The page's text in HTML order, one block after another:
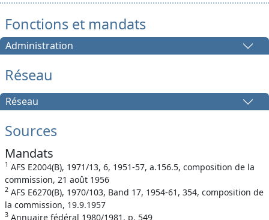
Fonctions et mandats
Administration
Réseau
Réseau
Sources
Mandats
1 AFS E2004(B), 1971/13, 6, 1951-57, a.156.5, composition de la
commission, 21 août 1956
2 AFS E6270(B), 1970/103, Band 17, 1954-61, 354, composition de
la commission, 19.9.1957
3 Annuaire fédéral 1980/1981, p. 549